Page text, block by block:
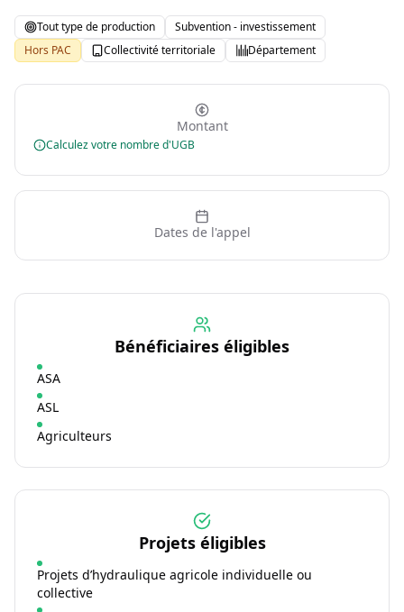
Tout type de production
Subvention - investissement
Hors PAC
Collectivité territoriale Département
Montant
Calculez votre nombre d'UGB
Dates de l'appel
Bénéficiaires éligibles
ASA
ASL
Agriculteurs
Projets éligibles
Projets d’hydraulique agricole individuelle ou
collective